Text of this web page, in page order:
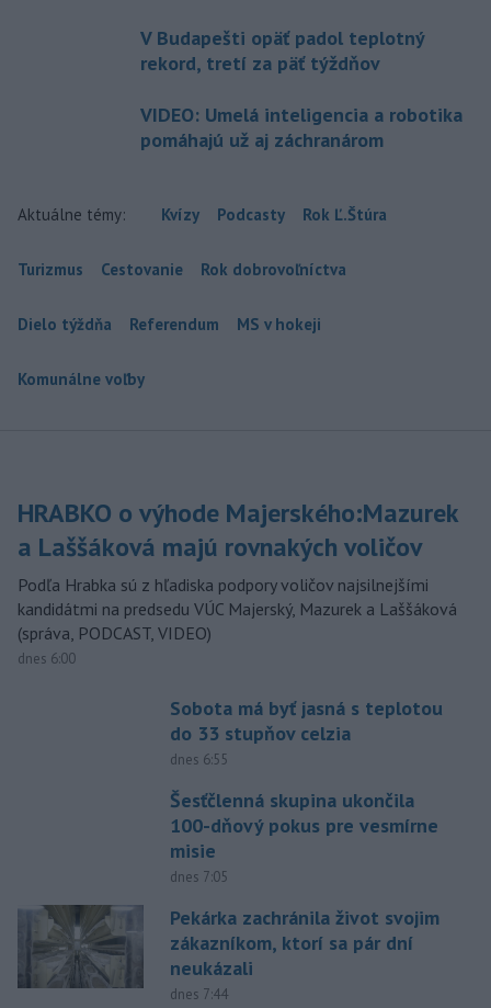
V Budapešti opäť padol teplotný
rekord, tretí za päť týždňov
VIDEO: Umelá inteligencia a robotika
pomáhajú už aj záchranárom
Aktuálne témy: Kvízy Podcasty Rok Ľ.Štúra
Turizmus Cestovanie Rok dobrovoľníctva
Dielo týždňa Referendum MS v hokeji
Komunálne voľby
HRABKO o výhode Majerského:Mazurek
a Laššáková majú rovnakých voličov
Podľa Hrabka sú z hľadiska podpory voličov najsilnejšími
kandidátmi na predsedu VÚC Majerský, Mazurek a Laššáková
(správa, PODCAST, VIDEO)
dnes 6:00
Sobota má byť jasná s teplotou
do 33 stupňov celzia
dnes 6:55
Šesťčlenná skupina ukončila
100-dňový pokus pre vesmírne
misie
dnes 7:05
Pekárka zachránila život svojim
zákazníkom, ktorí sa pár dní
neukázali
dnes 7:44